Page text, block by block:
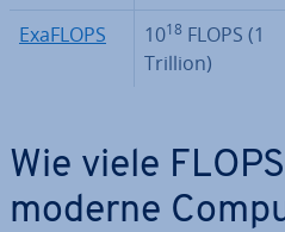
ExaFLOPS 1018 FLOPS (1
Trillion)
Wie viele
moderne